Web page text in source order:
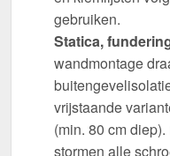
gebruiken.
Statica,
wandmontage
vrijstaande
(min. 80 cm
stormen alle